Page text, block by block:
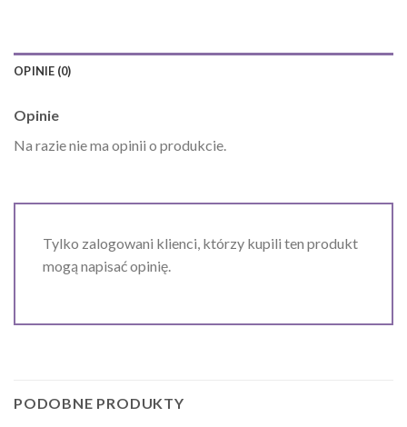
OPINIE (0)
Opinie
Na razie nie ma opinii o produkcie.
Tylko zalogowani klienci, którzy kupili ten produkt
mogą napisać opinię.
PODOBNE PRODUKTY